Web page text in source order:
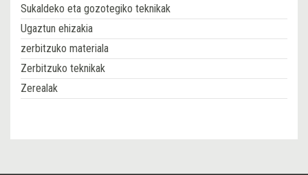
Sukaldeko eta gozotegiko teknikak
Ugaztun ehizakia
zerbitzuko materiala
Zerbitzuko teknikak
Zerealak